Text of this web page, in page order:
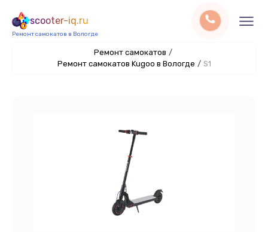
scooter-iq.ru
Ремонт самокатов в Вологде
Ремонт самокатов /
Ремонт самокатов Kugoo в Вологде / S1